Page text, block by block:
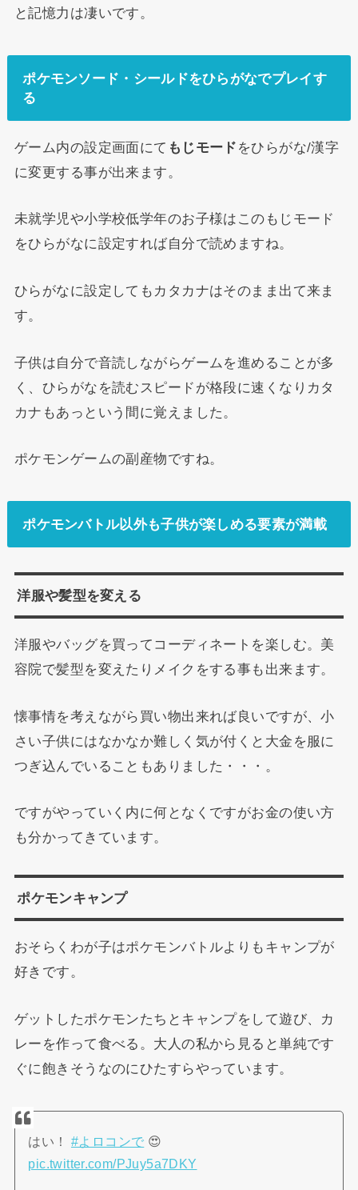
と記憶力は凄いです。
ポケモンソード・シールドをひらがなでプレイす
る
ゲーム内の設定画面にて もじモード をひらがな/漢字
に変更する事が出来ます。
未就学児や小学校低学年のお子様はこのもじモード
をひらがなに設定すれば自分で読めますね。
ひらがなに設定してもカタカナはそのまま出て来ま
す。
子供は自分で音読しながらゲームを進めることが多
く、ひらがなを読むスピードが格段に速くなりカタ
カナもあっという間に覚えました。
ポケモンゲームの副産物ですね。
ポケモンバトル以外も子供が楽しめる要素が満載
洋服や髪型を変える
洋服やバッグを買ってコーディネートを楽しむ。美
容院で髪型を変えたりメイクをする事も出来ます。
懐事情を考えながら買い物出来れば良いですが、小
さい子供にはなかなか難しく気が付くと大金を服に
つぎ込んでいることもありました・・・。
ですがやっていく内に何となくですがお金の使い方
も分かってきています。
ポケモンキャンプ
おそらくわが子はポケモンバトルよりもキャンプが
好きです。
ゲットしたポケモンたちとキャンプをして遊び、カ
レーを作って食べる。大人の私から見ると単純です
ぐに飽きそうなのにひたすらやっています。
はい！ #よロコンで 😍
pic.twitter.com/PJuy5a7DKY